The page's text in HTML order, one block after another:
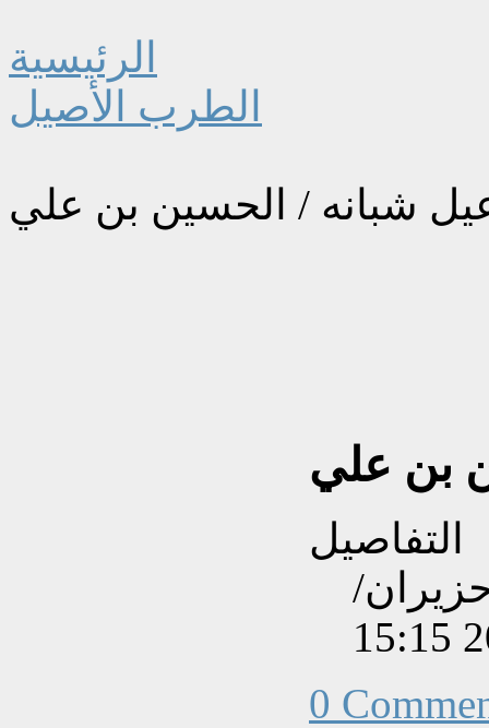
الرئيسية
الطرب الأصيل
شبانه / الحسين بن علي
بن علي
التفاصيل
بتاريخ الثلاثاء, 23 حزيران/
0